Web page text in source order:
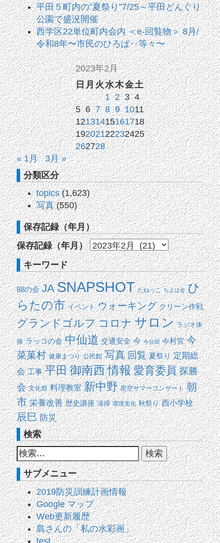
平田５町内の”夏祭り”7/25～平田どんぐり
公園で盛況開催
西学区22単位町内会内 ＜e-回覧物＞ 8月/
令和8年〜市民のひろば‥等々〜
2023年2月
日月火水木金土
1 2 3 4
5 6 7 8 9 1011
12131415161718
19202122232425
262728
« 1月
3月 »
分類区分
topics(1,623)
写真(550)
保存記録（年月）
保存記録（年月）
キーワード
88の会 JA SNAPSHOT たねっこ ちよは会 ひ
らたの市 イベント ウォーキング クリーン作戦
グランドゴルフ コロナ サロン ラジオ体
操 ラッコの会 中仙道 交通安全 今 今分団 今村宮 今
菜菓村 健康まつり 公民館 写真 回覧 夏祭り 定期総
会 工事 平田御南西情報 愛育委員 探勝
会 文化祭 料理教室 新中野 星空サマーコンサート 朝
市 栄養改善 歴史講座 清掃 環境美化 秋祭り 西小学校
辰巳 防災
検索
サブメニュー
2019防災訓練計画情報
Google マップ
Web更新履歴
島さんの「私の水彩画」